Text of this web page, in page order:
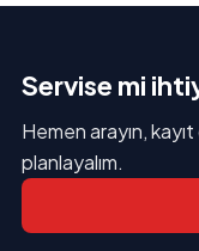
Servise mi
Hemen arayın,
planlayalım.